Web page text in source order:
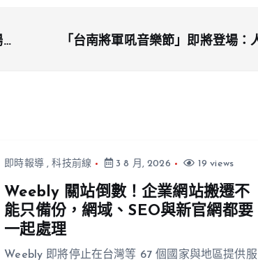
「台南將軍吼音樂節」即將登場：
即時報導,科技前線 3 8 月, 2026 19 views
Weebly 關站倒數！企業網站搬遷不
能只備份，網域、SEO與新官網都要
一起處理
Weebly 即將停止在台灣等 67 個國家與地區提供服